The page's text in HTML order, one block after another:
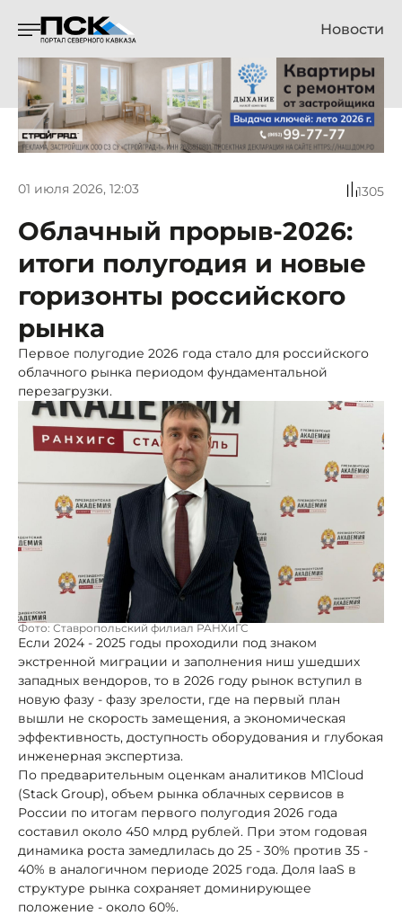
Новости
01 июля 2026, 12:03 1305
Облачный прорыв-2026:
итоги полугодия и новые
горизонты российского
рынка
Первое полугодие 2026 года стало для российского
облачного рынка периодом фундаментальной
перезагрузки.
Фото: Ставропольский филиал РАНХиГС
Если 2024 - 2025 годы проходили под знаком
экстренной миграции и заполнения ниш ушедших
западных вендоров, то в 2026 году рынок вступил в
новую фазу - фазу зрелости, где на первый план
вышли не скорость замещения, а экономическая
эффективность, доступность оборудования и глубокая
инженерная экспертиза.
По предварительным оценкам аналитиков M1Cloud
(Stack Group), объем рынка облачных сервисов в
России по итогам первого полугодия 2026 года
составил около 450 млрд рублей. При этом годовая
динамика роста замедлилась до 25 - 30% против 35 -
40% в аналогичном периоде 2025 года. Доля IaaS в
структуре рынка сохраняет доминирующее
положение - около 60%.